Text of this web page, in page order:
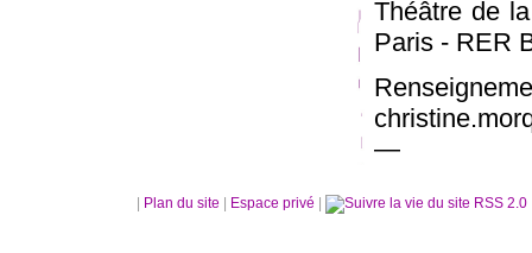
Théâtre de
Paris - RER
—
Plan du site Espace privé RSS 2.0